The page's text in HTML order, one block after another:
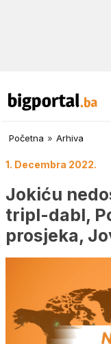
Početna » Arhiva
1. Decembra 2022.
Jokiću
tripl-dabl,
prosjeka,